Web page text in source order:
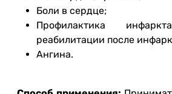
Боли в сердце;
Профилактика
реабилитации после
Ангина.